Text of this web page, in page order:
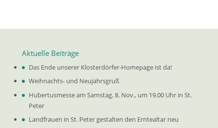
Aktuelle Beiträge
Das Ende unserer Klosterdörfer-Homepage ist da!
Weihnachts- und Neujahrsgruß
Hubertusmesse am Samstag, 8. Nov., um 19.00 Uhr in St.
Peter
Landfrauen in St. Peter gestalten den Erntealtar neu